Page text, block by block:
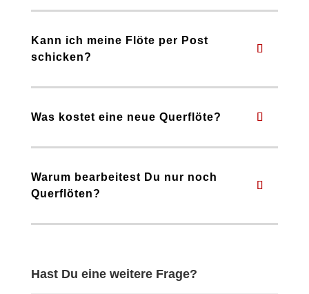
Kann ich meine Flöte per Post
schicken?
Was kostet eine neue Querflöte?
Warum bearbeitest Du nur noch
Querflöten?
Hast Du eine weitere Frage?